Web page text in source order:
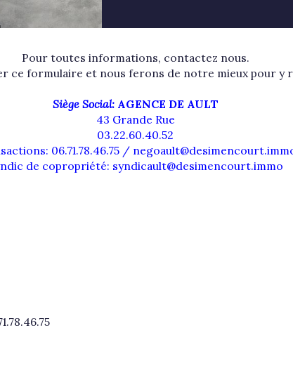
Estimer
BUDGET
Voir les145annonces
Pour toutes informations, contactez nous.
ce formulaire et nous ferons de notre mieux pour y
Siège Social: AGENCE DE AULT
43 Grande Rue
03.22.60.40.52
06.71.78.46.75 /
de copropriété: syndicault@desimencourt.immo